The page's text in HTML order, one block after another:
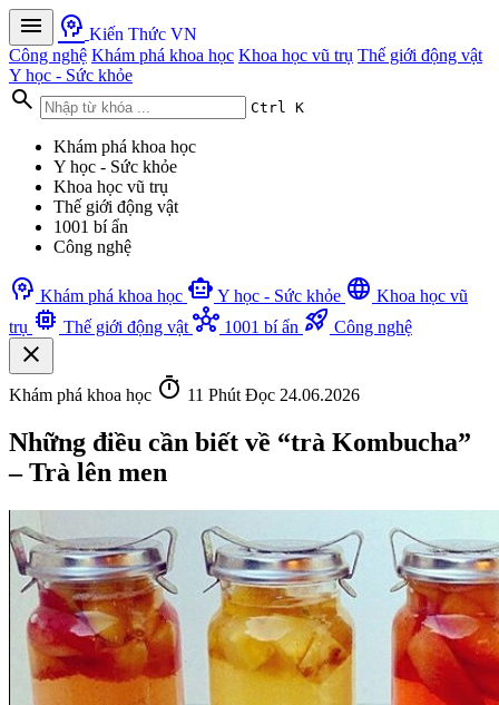
menu psychology Kiến Thức VN
Công nghệ Khám phá khoa học Khoa học vũ trụ Thế giới động vật
Y học - Sức khỏe
search Ctrl K
Khám phá khoa học
Y học - Sức khỏe
Khoa học vũ trụ
Thế giới động vật
1001 bí ẩn
Công nghệ
psychology Khám phá khoa học smart_toy Y học - Sức khỏe language Khoa học vũ
trụ memory Thế giới động vật hub 1001 bí ẩn rocket_launch Công nghệ
close
Khám phá khoa học timer 11 Phút Đọc 24.06.2026
Những điều cần biết về “trà Kombucha”
– Trà lên men